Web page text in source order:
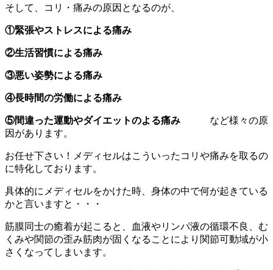
そして、コリ・痛みの原因となるのが、
①緊張やストレスによる痛み
②生活習慣による痛み
③悪い姿勢による痛み
④長時間の労働による痛み
⑤間違った運動やダイエットのよる痛み など様々の原
因があります。
お任せ下さい！メディセルはこういったコリや痛みを取るの
に特化しております。
具体的にメディセルをかけた時、身体の中で何が起きている
かと言いますと・・・
筋膜同士の癒着が起こると、血液やリンパ液の循環不良、む
くみや関節の歪み筋肉が固くなることにより関節可動域が小
さくなってしまいます。